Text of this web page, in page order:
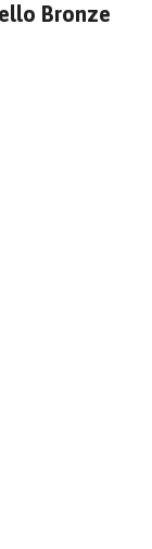
Bronze